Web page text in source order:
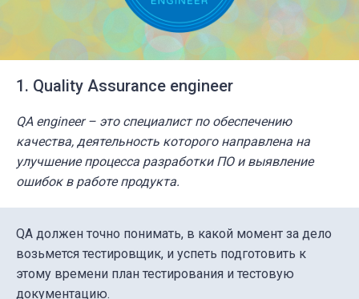
1. Quality Assurance engineer
QA engineer – это специалист по обеспечению
качества, деятельность которого направлена на
улучшение процесса разработки ПО и выявление
ошибок в работе продукта.
QA должен точно понимать, в какой момент за дело
возьмется тестировщик, и успеть подготовить к
этому времени план тестирования и тестовую
документацию.